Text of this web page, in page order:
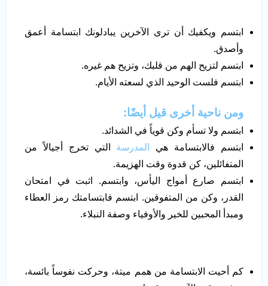
ابتسم ويكفيك أن ترى الآخرين يبادلونك ابتسامة أعمق
وأصدق.
ابتسم لتزيح الهم من قلبك، وتزيح هم غيره.
ابتسم فلست الوحيد الذي لسعته الأيام.
ومن ناحية أخرى قيل أيضًا:
ابتسم ولا تسأم وكن قوياً في الشدائد.
ابتسم فالابتسامة هي
المدرسة التي تخرج أجيالاً من
المتفائلين، كن قدوة وقت الهزيمة.
ابتسم صارع أمواج اليأس، وابتسم. اثبت في امتحان
القدر، وكن من المتفوقين. ابتسم فابتسامتك رمز العطاء
ومبدأ المحبين للخير والأوفياء وصفة النبلاء.
كم أحيت الابتسامة من همم ميتة، وحركت نفوساً بائسة،